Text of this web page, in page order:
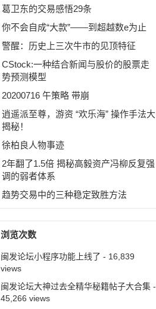
葛卫东的交易感悟29条
你不会自成“大款”——到超越数e为止
警醒：历史上三次牛市的见顶特征
CStock:一种结合新闻与股价的股票走
势预测模型
20200716 午策略 带崩
逍遥派至尊，游资 “欢乐海” 操作手法大
揭秘！
徐柏良人物事迹
2年翻了1.5倍 揭秘高毅资产冯柳反复强
调的弱者体系
趋势交易中的三种稳定致胜方法
浏览次数
闽发论坛小程序功能上线了 - 16,839
views
闽发论坛大神过去全精华秘籍帖子大合集-
45,266 views